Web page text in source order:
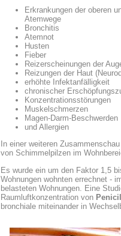
Erkrankungen der oberen
Atemwege
Bronchitis
Atemnot
Husten
Fieber
Reizerscheinungen der
Reizungen der Haut
erhöhte Infektanfälligkeit
chronischer
Konzentrationsstörungen
Muskelschmerzen
Magen-Darm-Beschwerden
und Allergien
In einer weiteren
von Schimmelpilzen im
Es wurde ein um den Faktor 1,5
Wohnungen wohnten errechnet -
belasteten Wohnungen. Eine
Raumluftkonzentration von
bronchiale miteinander in